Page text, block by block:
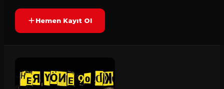
Hemen Kayıt Ol